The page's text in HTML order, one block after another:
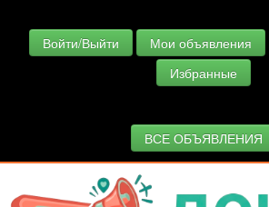
Войти/Выйти Мои объявления
Избранные
ВСЕ ОБЪЯВЛЕНИЯ